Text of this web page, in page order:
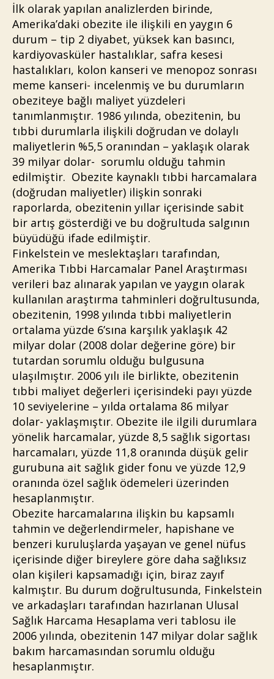
İlk olarak yapılan analizlerden birinde,
Amerika’daki obezite ile ilişkili en yaygın 6
durum – tip 2 diyabet, yüksek kan basıncı,
kardiyovasküler hastalıklar, safra kesesi
hastalıkları, kolon kanseri ve menopoz sonrası
meme kanseri- incelenmiş ve bu durumların
obeziteye bağlı maliyet yüzdeleri
tanımlanmıştır. 1986 yılında, obezitenin, bu
tıbbi durumlarla ilişkili doğrudan ve dolaylı
maliyetlerin %5,5 oranından – yaklaşık olarak
39 milyar dolar- sorumlu olduğu tahmin
edilmiştir. Obezite kaynaklı tıbbi harcamalara
(doğrudan maliyetler) ilişkin sonraki
raporlarda, obezitenin yıllar içerisinde sabit
bir artış gösterdiği ve bu doğrultuda salgının
büyüdüğü ifade edilmiştir.
Finkelstein ve meslektaşları tarafından,
Amerika Tıbbi Harcamalar Panel Araştırması
verileri baz alınarak yapılan ve yaygın olarak
kullanılan araştırma tahminleri doğrultusunda,
obezitenin, 1998 yılında tıbbi maliyetlerin
ortalama yüzde 6’sına karşılık yaklaşık 42
milyar dolar (2008 dolar değerine göre) bir
tutardan sorumlu olduğu bulgusuna
ulaşılmıştır. 2006 yılı ile birlikte, obezitenin
tıbbi maliyet değerleri içerisindeki payı yüzde
10 seviyelerine – yılda ortalama 86 milyar
dolar- yaklaşmıştır. Obezite ile ilgili durumlara
yönelik harcamalar, yüzde 8,5 sağlık sigortası
harcamaları, yüzde 11,8 oranında düşük gelir
gurubuna ait sağlık gider fonu ve yüzde 12,9
oranında özel sağlık ödemeleri üzerinden
hesaplanmıştır.
Obezite harcamalarına ilişkin bu kapsamlı
tahmin ve değerlendirmeler, hapishane ve
benzeri kuruluşlarda yaşayan ve genel nüfus
içerisinde diğer bireylere göre daha sağlıksız
olan kişileri kapsamadığı için, biraz zayıf
kalmıştır. Bu durum doğrultusunda, Finkelstein
ve arkadaşları tarafından hazırlanan Ulusal
Sağlık Harcama Hesaplama veri tablosu ile
2006 yılında, obezitenin 147 milyar dolar sağlık
bakım harcamasından sorumlu olduğu
hesaplanmıştır.